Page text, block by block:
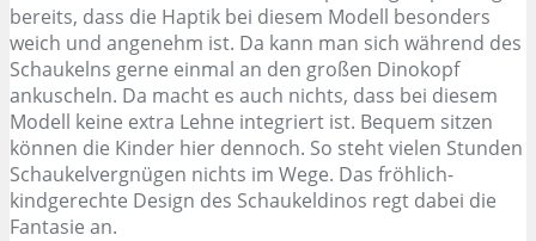
bereits, dass die Haptik bei diesem Modell besonders
weich und angenehm ist. Da kann man sich während des
Schaukelns gerne einmal an den großen Dinokopf
ankuscheln. Da macht es auch nichts, dass bei diesem
Modell keine extra Lehne integriert ist. Bequem sitzen
können die Kinder hier dennoch. So steht vielen Stunden
Schaukelvergnügen nichts im Wege. Das fröhlich-
kindgerechte Design des Schaukeldinos regt dabei die
Fantasie an.